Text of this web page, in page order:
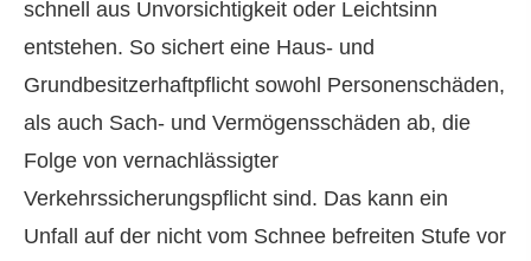
schnell aus Unvorsichtigkeit oder Leichtsinn
entstehen. So sichert eine Haus- und
Grundbesitzerhaftpflicht sowohl Per­sonenschäden,
als auch Sach- und Vermögensschäden ab, die
Folge von vernachlässigter
Verkehrssicherungspflicht sind. Das kann ein
Unfall auf der nicht vom Schnee befreiten Stufe vor